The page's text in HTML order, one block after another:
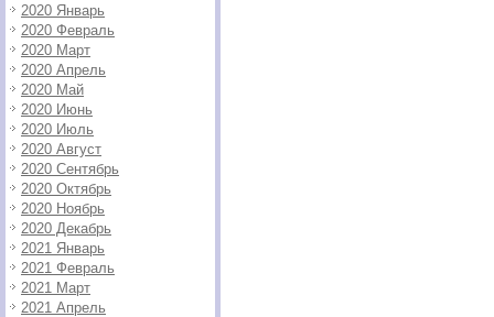
2020 Январь
2020 Февраль
2020 Март
2020 Апрель
2020 Май
2020 Июнь
2020 Июль
2020 Август
2020 Сентябрь
2020 Октябрь
2020 Ноябрь
2020 Декабрь
2021 Январь
2021 Февраль
2021 Март
2021 Апрель